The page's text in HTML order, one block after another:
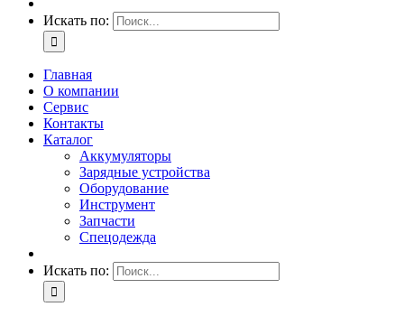
Искать по:
Главная
О компании
Сервис
Контакты
Каталог
Аккумуляторы
Зарядные устройства
Оборудование
Инструмент
Запчасти
Спецодежда
Искать по: